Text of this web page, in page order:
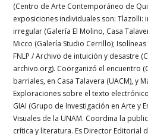
(Centro de Arte Contemporáneo de
exposiciones individuales son:
irregular (Galería El Molino, Casa
Micco (Galería Studio Cerrillo);
FNLP / Archivo de intuición y desastre
archivo.org). Coorganizó el encuentro
barriales, en Casa Talavera (UACM), y
Exploraciones sobre el texto
GIAI (Grupo de Investigación en Arte y
Visuales de la UNAM. Coordina la
crítica y literatura. Es Director Editorial